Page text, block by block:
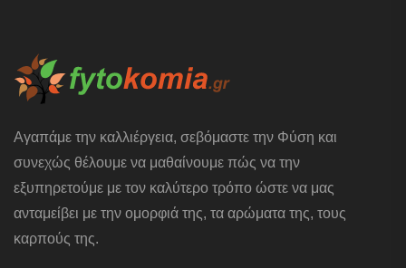
Αγαπάμε την καλλιέργεια, σεβόμαστε την Φύση και
συνεχώς θέλουμε να μαθαίνουμε πώς να την
εξυπηρετούμε με τον καλύτερο τρόπο ώστε να μας
ανταμείβει με την ομορφιά της, τα αρώματα της, τους
καρπούς της.